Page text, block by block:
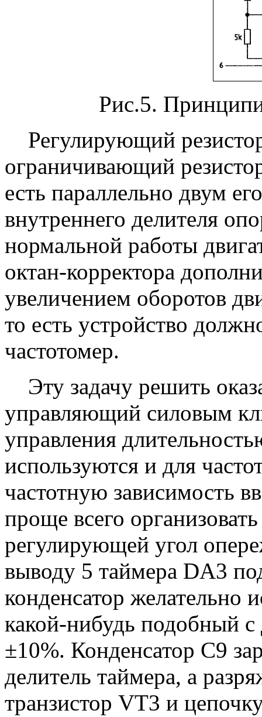
Рис.5.
Регулирующий
ограничивающий
есть параллельно двум
внутреннего делителя
нормальной работы
октан-корректора
увеличением оборотов
то есть устройство
частотомер.
Эту задачу решить
управляющий силовым
управления
используются и для
частотную зависимость
проще всего
регулирующей угол
выводу 5 таймера DA3
конденсатор желательно
какой-нибудь подобный
±10%. Конденсатор С9
делитель таймера, а
транзистор VT3 и